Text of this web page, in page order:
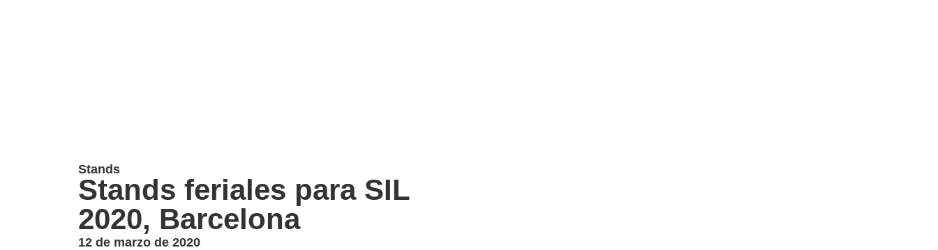
Stands
Stands feriales para SIL
2020, Barcelona
12 de marzo de 2020